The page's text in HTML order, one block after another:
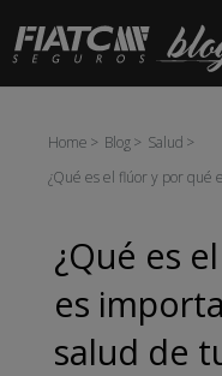
Saltar al contenido
Home Blog
Salud
¿Qué es el flúor y por qué
¿Qué es
es
salud de